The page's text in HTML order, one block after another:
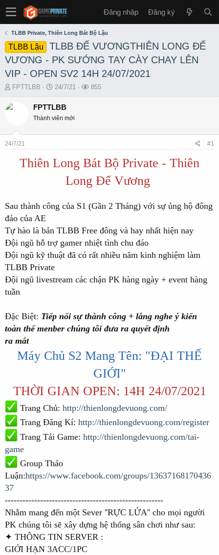
Đăng nhập Đăng ký
TLBB Private, Thiên Long Bát Bộ Lậu
TLBB Lậu
TLBB ĐẾ VƯƠNGTHIÊN LONG ĐẾ
VƯƠNG - PK SƯỚNG TAY CÀY CHAY LÊN
VIP - OPEN SV2 14H 24/07/2021
T
r
s
FPTTLBB
S
a
t
e
24/7/21
L
855
FPTTLBB
Thành viên mới
24/7/21 #1
Thiên Long Bát Bộ Private - Thiên
Long Đế Vương
Sau thành công của S1 (Gần 2 Tháng) với sự ủng hộ đông
đảo của AE
Tự hào là bản TLBB Free đông và hay nhất hiện nay
Đội ngũ hỗ trợ gamer nhiệt tình chu đáo
Đội ngũ kỹ thuật đã có rất nhiều năm kinh nghiệm làm
TLBB Private
Đội ngũ livestream các chận PK hàng ngày + event hàng
tuần
Đặc Biệt: Tiếp nối sự thành công + lắng nghe ý kiến
toàn thể menber chúng tôi đưa ra quyết định
ra mắt
Máy Chủ S2 Mang Tên: "ĐẠI THẾ
GIỚI"
THỜI GIAN OPEN: 14H 24/07/2021
Trang Chủ:http://thienlongdevuong.com/
Trang Đăng Kí:http://thienlongdevuong.com/register
Trang Tải Game:http://thienlongdevuong.com/tai-
game
Group Thảo
Luận:https://www.facebook.com/groups/13637168170436
37
------------------------------------------------------
Nhằm mang đến một Sever ''RỰC LỬA'' cho mọi người
PK chúng tôi sẽ xây dựng hệ thống sân chơi như sau:
✦ THÔNG TIN SERVER :
GIỚI HẠN 3ACC/1PC